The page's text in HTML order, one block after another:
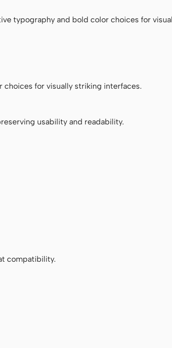
typography and bold color choices for
for visually striking interfaces.
usability and readability.
compatibility.